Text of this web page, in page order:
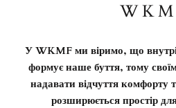
У WKMF ми віримо, що
формує наше буття, тому
надавати відчуття комфорту
розширюється простір